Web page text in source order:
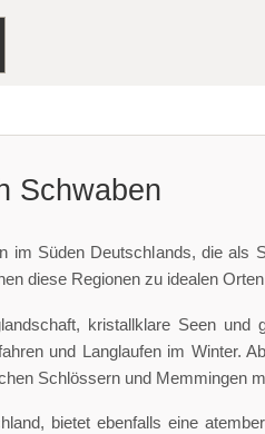
Schwaben
Süden Deutschlands, die als
diese Regionen zu idealen
kristallklare Seen
und Langlaufen im Winter.
Schlössern und Memmingen
bietet ebenfalls eine